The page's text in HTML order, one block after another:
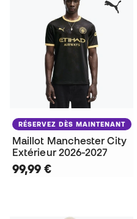
RÉSERVEZ DÈS MAINTENANT
Maillot Manchester City
Extérieur 2026-2027
99,99 €